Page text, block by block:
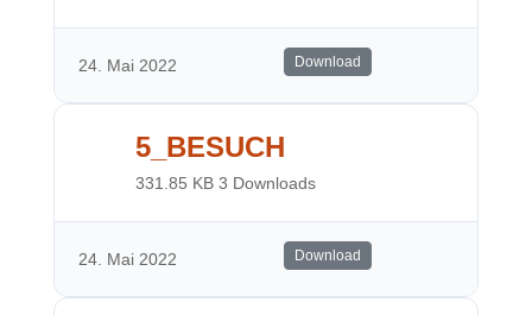
24. Mai 2022 Download
5_BESUCH
331.85 KB 3 Downloads
24. Mai 2022 Download